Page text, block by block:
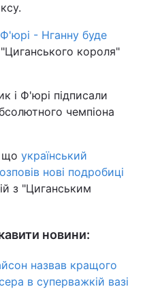
- Нганну буде
короля"
і Ф'юрі підписали
чемпіона
що український
нові подробиці
з "Циганським
новини:
назвав кращого
в суперважкій вазі